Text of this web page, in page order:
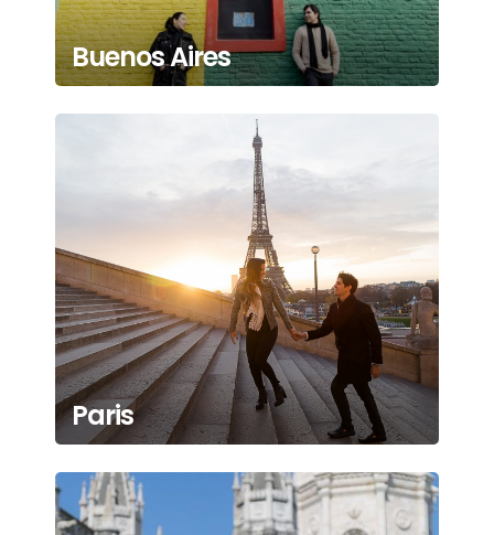
Buenos Aires
Paris